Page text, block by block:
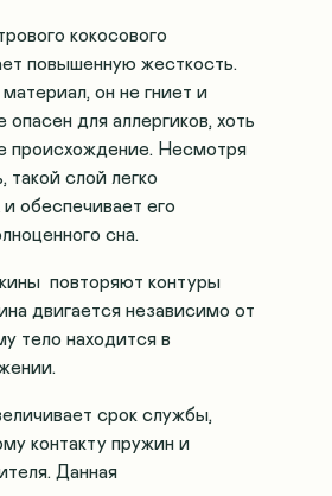
кокосового
повышенную жесткость.
он не гниет и
для аллергиков, хоть
происхождение. Несмотря
такой слой легко
обеспечивает его
сна.
повторяют контуры
двигается независимо от
тело находится в
срок службы,
контакту пружин и
Данная